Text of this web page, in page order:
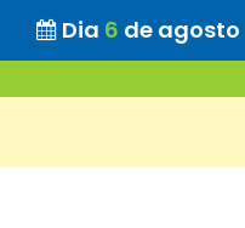
Dia 6 de agosto